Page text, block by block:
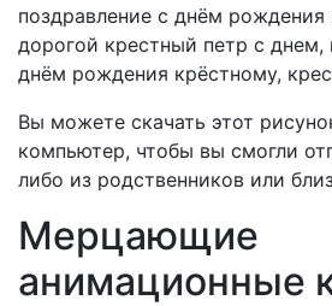
поздравление с днём рождения
дорогой крестный петр с днем,
днём рождения крёстному,
Вы можете скачать этот
компьютер, чтобы вы смогли
либо из родственников или
Мерцающие
анимационные